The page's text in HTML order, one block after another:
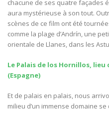
chacune de ses quatre façades
aura mystérieuse à son tout.
scènes de ce film ont été
comme la plage d’Andrín, une
orientale de Llanes, dans les
Le Palais de los Hornillos,
(Espagne)
Et de palais en palais, nous
milieu d’un immense domaine